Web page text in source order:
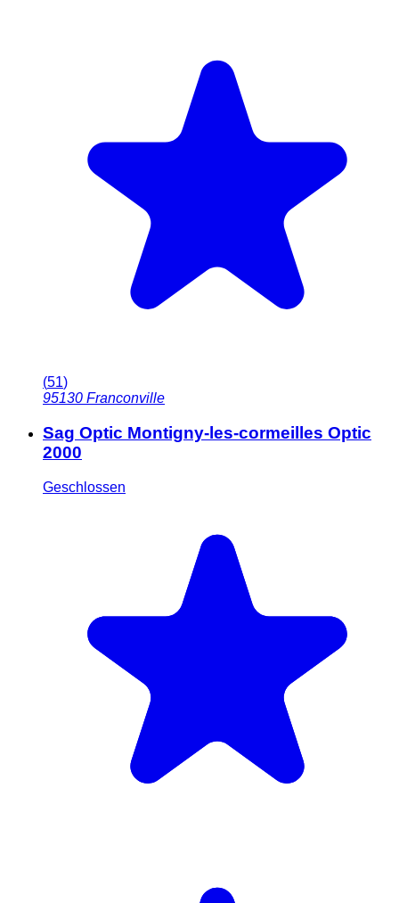
(51)
95130 Franconville
Sag Optic Montigny-les-cormeilles Optic
2000
Geschlossen